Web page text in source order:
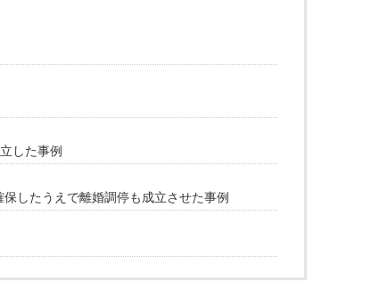
した事例
したうえで離婚調停も成立させた事例